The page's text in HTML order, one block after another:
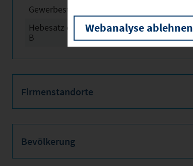
Gewerbesteuerhebesatz
Hebesatz der Grundsteuer
B
2024
Firmenstandorte
Bevölkerung
Webanalyse ablehnen